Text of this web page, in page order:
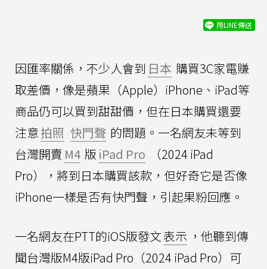
用LINE傳送
因匯率關係，不少人會到 日本 購買3C家電賺
取差價，像是蘋果（Apple）iPhone、iPad等
商品仍可以買到甜甜價，但在日本購買還要
注意拍照 快門聲 的問題。一名網友未等到
台灣開賣 M4 版 iPad Pro
（2024 iPad
Pro），將到日本購買該款，但好奇它是否像
iPhone一樣是否有快門聲，引起果粉回應。
一名網友在PTT的iOS版發文表示 ，他聽到傳
聞台灣版M4版iPad Pro（2024 iPad Pro）可